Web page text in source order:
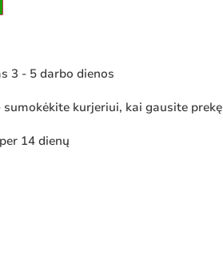
3 - 5 darbo dienos
kurjeriui, kai gausite prekę
14 dienų